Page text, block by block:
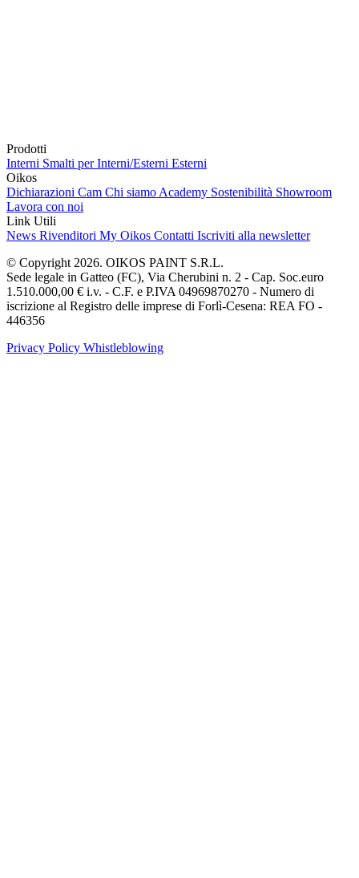
Prodotti
Interni Smalti per Interni/Esterni Esterni
Oikos
Dichiarazioni Cam Chi siamo Academy Sostenibilità Showroom
Lavora con noi
Link Utili
News Rivenditori My Oikos Contatti Iscriviti alla newsletter
© Copyright 2026. OIKOS PAINT S.R.L.
Sede legale in Gatteo (FC), Via Cherubini n. 2 - Cap. Soc.euro
1.510.000,00 € i.v. - C.F. e P.IVA 04969870270 - Numero di
iscrizione al Registro delle imprese di Forlì-Cesena: REA FO -
446356
Privacy Policy Whistleblowing